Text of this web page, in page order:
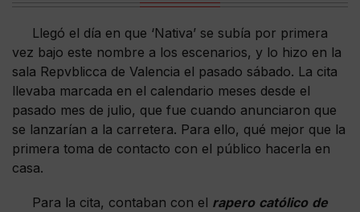
Llegó el día en que ‘Nativa’ se subía por primera
vez bajo este nombre a los escenarios, y lo hizo en la
sala Repvblicca de Valencia el pasado sábado. La cita
llevaba marcada en el calendario meses desde el
pasado mes de julio, que fue cuando anunciaron que
se lanzarían a la carretera. Para ello, qué mejor que la
primera toma de contacto con el público hacerla en
casa.
Para la cita, contaban con el rapero católico de